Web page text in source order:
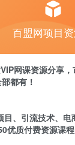
盟币
立即购买
百盟网项目
网课资源分享
都有！
目、引流技术、电
优质付费资源课程